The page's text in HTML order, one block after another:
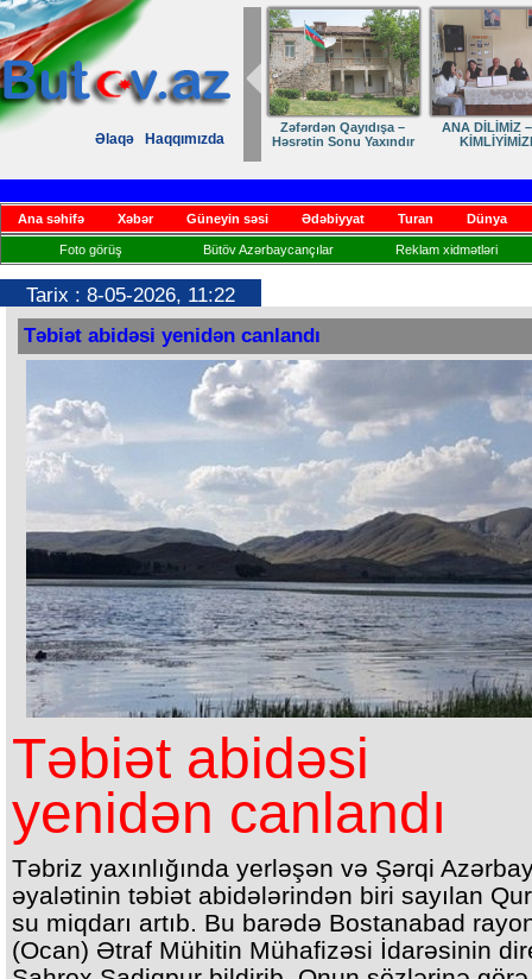
Əlaqə Haqqımızda
Zəfərdən Qayıdışa –
Həsrətin Sonu Yaxındır
ANA DİLİMİZ
Ana səhifə Xəbər Güneyin səsi Ədəbiyyat Turan Dünya
Foto görüş Bütöv Azərbaycançılar Reklam xidmətləri
Tarix : 8-05-2026, 11:22
Təbiət abidəsi yenidən canlandı
Təbiət abidəsi
yenidən canlandı
Təbriz yaxınlığında yerləşən və Şərqi
əyalətinin təbiət abidələrindən biri sayılan
su miqdarı artıb. Bu barədə Bostanabad
(Ocan) Ətraf Mühitin Mühafizəsi İdarəsinin